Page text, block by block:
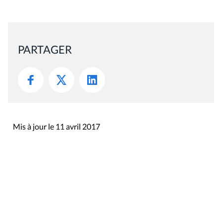
PARTAGER
Mis à jour le 11 avril 2017